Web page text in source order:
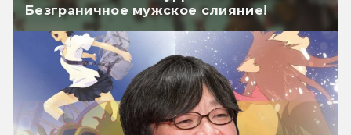
Безграничное мужское слияние!